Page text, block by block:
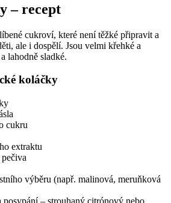
– recept
cukroví, které není těžké připravit a
ale i dospělí. Jsou velmi křehké a
lahodně sladké.
koláčky
cukru
extraktu
výběru (např. malinová, meruňková
– strouhaný citrónový nebo